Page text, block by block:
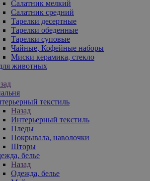
Салатник мелкий
Салатник средний
Тарелки десертные
Тарелки обеденные
Тарелки суповые
Чайные, Кофейные наборы
Миски керамика, стекло
животных
текстиль
Назад
Интерьерный текстиль
Пледы
Покрывала, наволочки
Шторы
белье
Назад
Одежда, белье